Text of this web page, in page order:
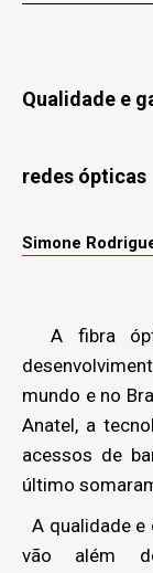
Qualidade e
redes ópticas
Simone
A fibra
mundo e no
Anatel, a
acessos de
último
A qualidade e
vão além